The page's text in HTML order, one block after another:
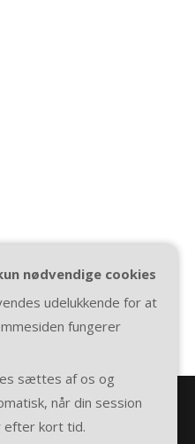
reserved.| Theme by
nødvendige cookies
udelukkende for at
fungerer
sættes af os og
når din session
efter kort tid.